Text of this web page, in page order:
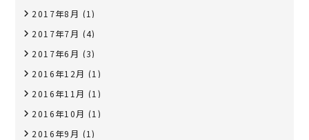
2017年8月 (1)
2017年7月 (4)
2017年6月 (3)
2016年12月 (1)
2016年11月 (1)
2016年10月 (1)
2016年9月 (1)